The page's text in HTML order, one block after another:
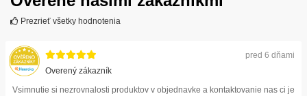
Prezrieť všetky hodnotenia
pred 6 dňami
Overený zákazník
Vsimnutie si nezrovnalosti produktov v objednavke a kontaktovanie nas ci je